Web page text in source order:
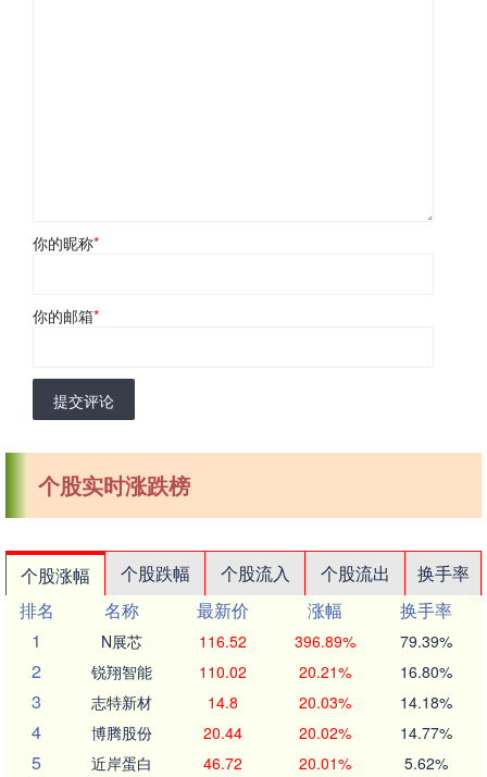
你的昵称*
你的邮箱*
提交评论
个股实时涨跌榜
个股涨幅 个股跌幅 个股流入 个股流出
换手率
排名
名称 最新价 涨幅
换手率
1
N展芯 116.52 396.89% 79.39%
2 锐翔智能 110.02 20.21% 16.80%
3 志特新材 14.8 20.03% 14.18%
4 博腾股份 20.44 20.02% 14.77%
5 近岸蛋白 46.72 20.01% 5.62%